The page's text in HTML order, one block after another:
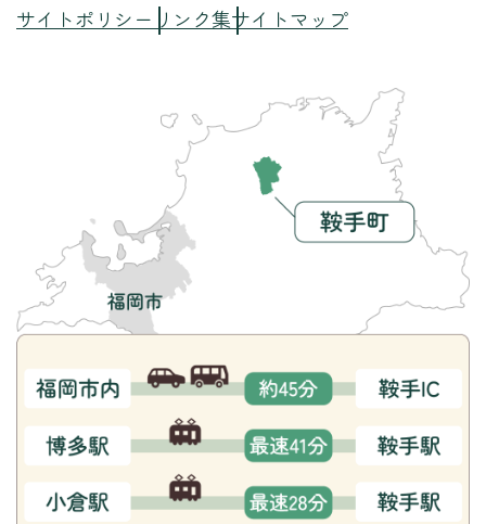
サイトポリシー リンク集サイトマップ